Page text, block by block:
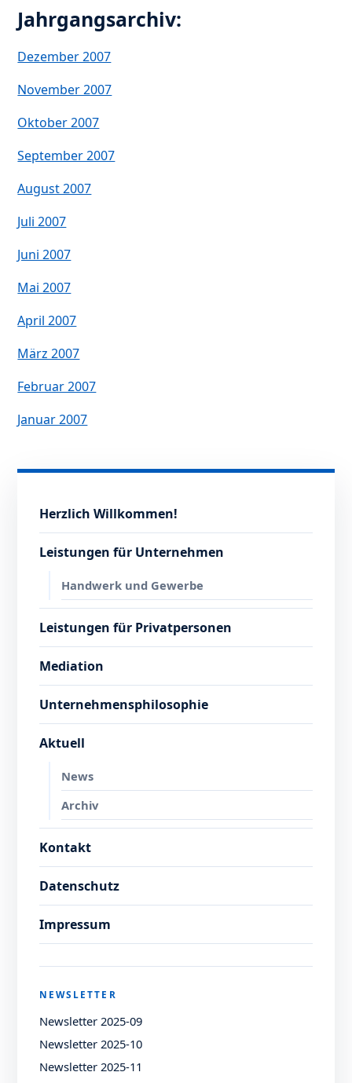
Jahrgangsarchiv:
Dezember 2007
November 2007
Oktober 2007
September 2007
August 2007
Juli 2007
Juni 2007
Mai 2007
April 2007
März 2007
Februar 2007
Januar 2007
Herzlich Willkommen!
Leistungen für Unternehmen
Handwerk und Gewerbe
Leistungen für Privatpersonen
Mediation
Unternehmensphilosophie
Aktuell
News
Archiv
Kontakt
Datenschutz
Impressum
NEWSLETTER
Newsletter 2025-09
Newsletter 2025-10
Newsletter 2025-11